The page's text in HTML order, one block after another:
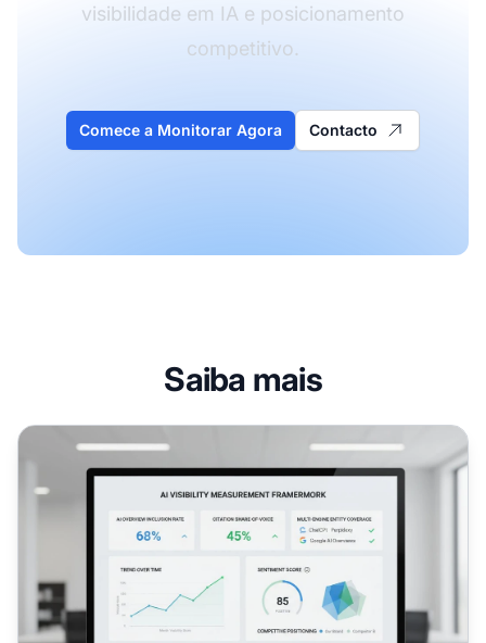
visibilidade em IA e posicionamento
competitivo.
Comece a Monitorar Agora Contacto
Saiba mais
Framework de Medição de Visibilidade em IA